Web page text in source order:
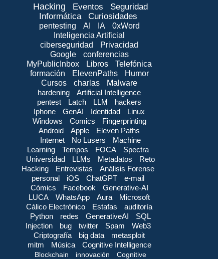
Hacking Eventos
Seguridad
Informática
Curiosidades
pentesting AI IA
0xWord
Inteligencia Artificial
ciberseguridad
Privacidad
Google
conferencias
MyPublicInbox
Libros
Telefónica
formación
ElevenPaths
Humor
Cursos
charlas
Malware
hardening
Artificial Intelligence
pentest
Latch LLM
hackers
Iphone
GenAI Identidad
Linux
Windows
Comics
Fingerprinting
Android
Apple
Eleven Paths
Internet
No Lusers
Machine
Learning
Tempos FOCA
Spectra
Universidad
LLMs Metadatos
Reto
Hacking
Entrevistas
Análisis Forense
personal
iOS ChatGPT
e-mail
Cómics
Facebook
Generative-AI
LUCA
WhatsApp Aura
Microsoft
Cálico Electrónico
Estafas
auditoría
Python
redes GenerativeAI
SQL
Injection
bug twitter Spam
Web3
Criptografía
big data
metasploit
mitm
Música Cognitive Intelligence
Blockchain innovación
Cognitive